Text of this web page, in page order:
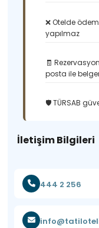
❌ Otelde
yapılmaz
🧾
posta ile
🛡️ TÜRSAB
İletişim Bilgileri
444 2 256